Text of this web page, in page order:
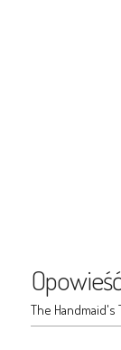
The Handmaid's